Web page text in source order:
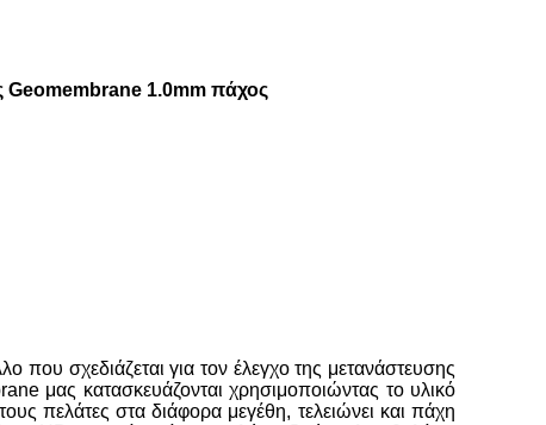
Geomembrane 1.0mm πάχος
σχεδιάζεται για τον έλεγχο της μετανάστευσης
μας κατασκευάζονται χρησιμοποιώντας το υλικό
πελάτες στα διάφορα μεγέθη, τελειώνει και πάχη